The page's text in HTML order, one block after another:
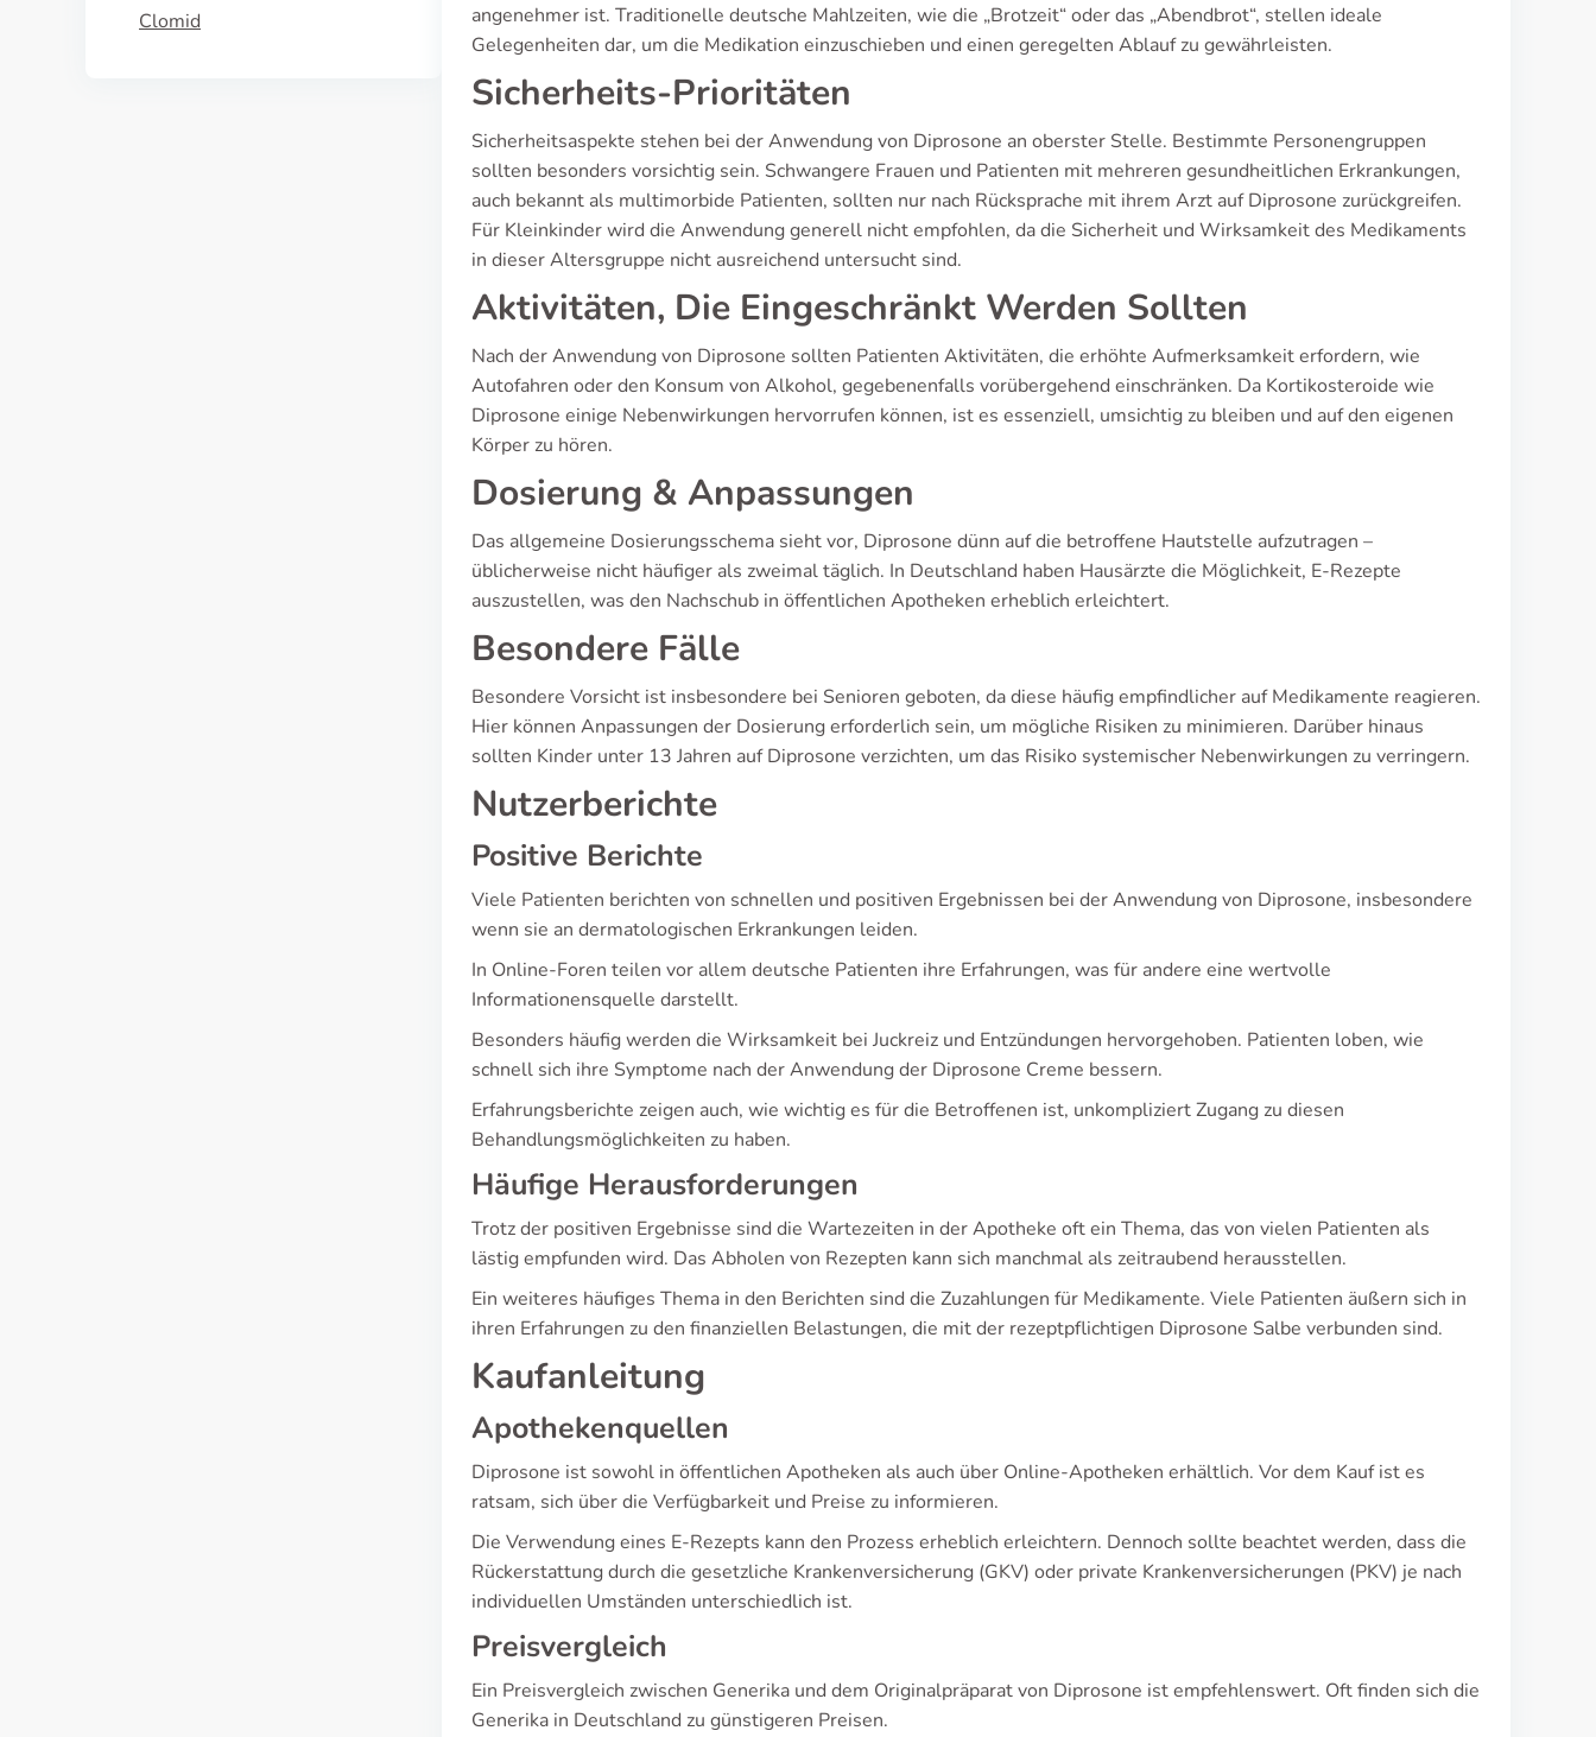
Clomid
angenehmer ist. Traditionelle deutsche Mahlzeiten, wie die „Brotzeit“ oder das „Abendbrot“, stellen ideale
Gelegenheiten dar, um die Medikation einzuschieben und einen geregelten Ablauf zu gewährleisten.
Sicherheits-Prioritäten
Sicherheitsaspekte stehen bei der Anwendung von Diprosone an oberster Stelle. Bestimmte Personengruppen
sollten besonders vorsichtig sein. Schwangere Frauen und Patienten mit mehreren gesundheitlichen Erkrankungen,
auch bekannt als multimorbide Patienten, sollten nur nach Rücksprache mit ihrem Arzt auf Diprosone zurückgreifen.
Für Kleinkinder wird die Anwendung generell nicht empfohlen, da die Sicherheit und Wirksamkeit des Medikaments
in dieser Altersgruppe nicht ausreichend untersucht sind.
Aktivitäten, Die Eingeschränkt Werden Sollten
Nach der Anwendung von Diprosone sollten Patienten Aktivitäten, die erhöhte Aufmerksamkeit erfordern, wie
Autofahren oder den Konsum von Alkohol, gegebenenfalls vorübergehend einschränken. Da Kortikosteroide wie
Diprosone einige Nebenwirkungen hervorrufen können, ist es essenziell, umsichtig zu bleiben und auf den eigenen
Körper zu hören.
Dosierung & Anpassungen
Das allgemeine Dosierungsschema sieht vor, Diprosone dünn auf die betroffene Hautstelle aufzutragen –
üblicherweise nicht häufiger als zweimal täglich. In Deutschland haben Hausärzte die Möglichkeit, E-Rezepte
auszustellen, was den Nachschub in öffentlichen Apotheken erheblich erleichtert.
Besondere Fälle
Besondere Vorsicht ist insbesondere bei Senioren geboten, da diese häufig empfindlicher auf Medikamente reagieren.
Hier können Anpassungen der Dosierung erforderlich sein, um mögliche Risiken zu minimieren. Darüber hinaus
sollten Kinder unter 13 Jahren auf Diprosone verzichten, um das Risiko systemischer Nebenwirkungen zu verringern.
Nutzerberichte
Positive Berichte
Viele Patienten berichten von schnellen und positiven Ergebnissen bei der Anwendung von Diprosone, insbesondere
wenn sie an dermatologischen Erkrankungen leiden.
In Online-Foren teilen vor allem deutsche Patienten ihre Erfahrungen, was für andere eine wertvolle
Informationensquelle darstellt.
Besonders häufig werden die Wirksamkeit bei Juckreiz und Entzündungen hervorgehoben. Patienten loben, wie
schnell sich ihre Symptome nach der Anwendung der Diprosone Creme bessern.
Erfahrungsberichte zeigen auch, wie wichtig es für die Betroffenen ist, unkompliziert Zugang zu diesen
Behandlungsmöglichkeiten zu haben.
Häufige Herausforderungen
Trotz der positiven Ergebnisse sind die Wartezeiten in der Apotheke oft ein Thema, das von vielen Patienten als
lästig empfunden wird. Das Abholen von Rezepten kann sich manchmal als zeitraubend herausstellen.
Ein weiteres häufiges Thema in den Berichten sind die Zuzahlungen für Medikamente. Viele Patienten äußern sich in
ihren Erfahrungen zu den finanziellen Belastungen, die mit der rezeptpflichtigen Diprosone Salbe verbunden sind.
Kaufanleitung
Apothekenquellen
Diprosone ist sowohl in öffentlichen Apotheken als auch über Online-Apotheken erhältlich. Vor dem Kauf ist es
ratsam, sich über die Verfügbarkeit und Preise zu informieren.
Die Verwendung eines E-Rezepts kann den Prozess erheblich erleichtern. Dennoch sollte beachtet werden, dass die
Rückerstattung durch die gesetzliche Krankenversicherung (GKV) oder private Krankenversicherungen (PKV) je nach
individuellen Umständen unterschiedlich ist.
Preisvergleich
Ein Preisvergleich zwischen Generika und dem Originalpräparat von Diprosone ist empfehlenswert. Oft finden sich die
Generika in Deutschland zu günstigeren Preisen.